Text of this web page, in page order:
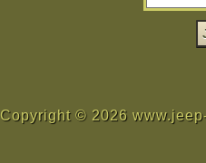
Copyright © 2026